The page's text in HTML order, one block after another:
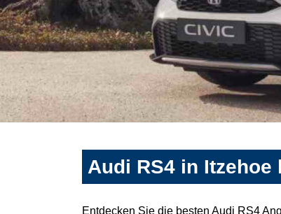
Audi RS4 in
Entdecken Sie die besten Audi RS4